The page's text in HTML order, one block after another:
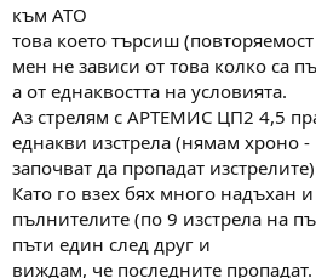
към АТО
това което търсиш
мен не зависи от това колко са
а от еднаквостта на условията.
Аз стрелям с АРТЕМИС ЦП2 4,5
еднакви изстрела (нямам хроно -
започват да пропадат изстрелите)
Като го взех бях много надъхан
пълнителите (по 9 изстрела на
пъти един след друг и
виждам, че последните